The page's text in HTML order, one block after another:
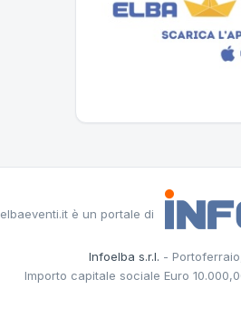
elbaeventi.it è un portale di
Infoelba s.r.l. -
Importo capitale sociale Euro